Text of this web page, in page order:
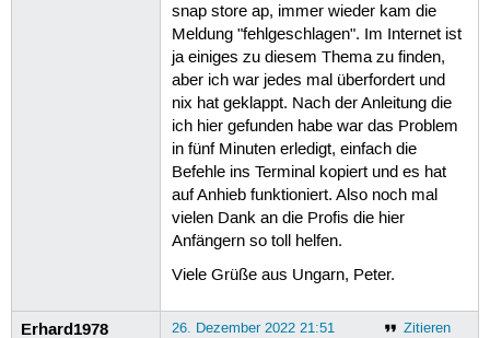
snap store ap, immer wieder kam die
Meldung "fehlgeschlagen". Im Internet ist
ja einiges zu diesem Thema zu finden,
aber ich war jedes mal überfordert und
nix hat geklappt. Nach der Anleitung die
ich hier gefunden habe war das Problem
in fünf Minuten erledigt, einfach die
Befehle ins Terminal kopiert und es hat
auf Anhieb funktioniert. Also noch mal
vielen Dank an die Profis die hier
Anfängern so toll helfen.
Viele Grüße aus Ungarn, Peter.
Erhard1978 Zitieren
26. Dezember 2022 21:51